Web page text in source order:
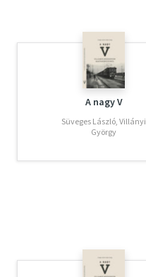
A nagy V
Süveges László, Villányi
György